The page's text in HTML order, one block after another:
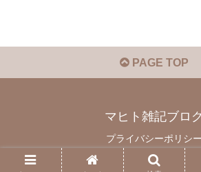
PAGE TOP
マヒト雑記ブロ
プライバシーポリシー
© 2022 マヒト雑記ブロ